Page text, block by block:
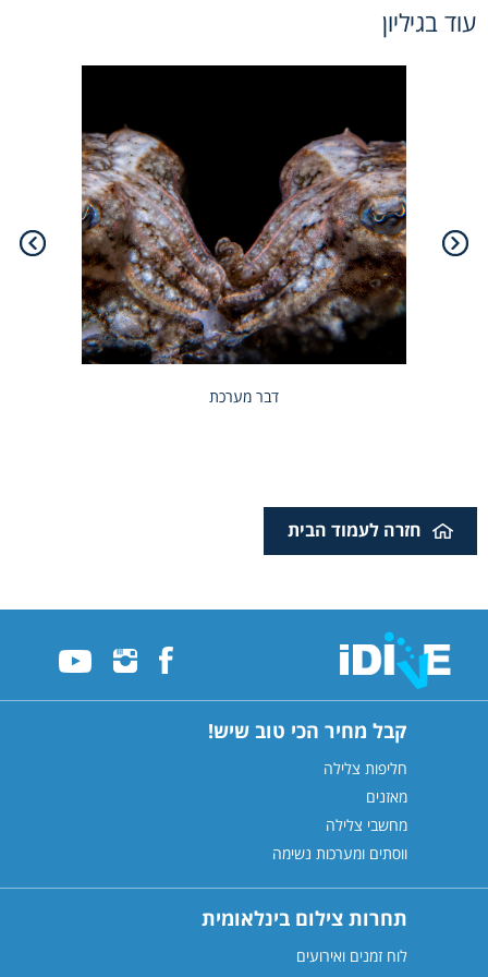
עוד בגיליון
דבר מערכת
חזרה לעמוד הבית
קבל מחיר הכי טוב שיש!
חליפות צלילה
מאזנים
מחשבי צלילה
ווסתים ומערכות נשימה
תחרות צילום בינלאומית
לוח זמנים ואירועים